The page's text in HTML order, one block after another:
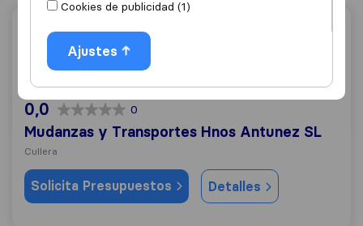
Mudanzas y Transportes Hnos Antunez SL
0,0 0
Mudanzas y Transportes Hnos Antunez SL
Cullera
Solicita Presupuestos Detalles
Cookies de publicidad (1)
Ajustes